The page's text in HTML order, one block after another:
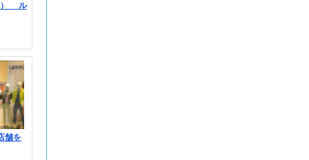
） ル
舗を